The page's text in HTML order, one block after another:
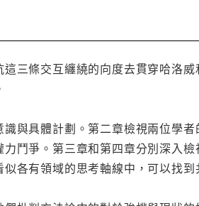
三條交互纏繞的向度去貫穿哈洛
與具體計劃。第二章檢視兩位學
鬥爭。第三章和第四章分別深入
各有領域的思考軸線中，可以找